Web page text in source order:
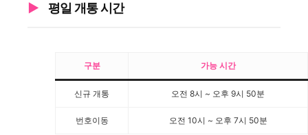
평일 개통 시간
구분 가능 시간
신규 개통 오전 8시 ~ 오후 9시 50분
번호이동 오전 10시 ~ 오후 7시 50분